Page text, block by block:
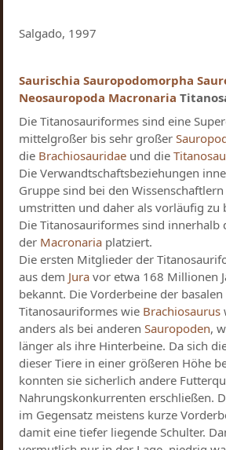
Salgado, 1997
Saurischia Sauropodomorpha
Neosauropoda Macronaria
Die Titanosauriformes sind eine
mittelgroßer bis sehr großer
die Brachiosauridae und die
Die Verwandtschaftsbeziehungen
Gruppe sind bei den
umstritten und daher als vorläufig zu
Die Titanosauriformes sind innerhalb
der Macronaria platziert.
Die ersten Mitglieder der
aus dem Jura vor etwa 168 Millionen
bekannt. Die Vorderbeine der basalen
Titanosauriformes wie Brachiosaurus
anders als bei anderenSauropoden,
länger als ihre Hinterbeine. Da sich
dieser Tiere in einer größeren Höhe
konnten sie sicherlich andere
Nahrungskonkurrenten erschließen.
im Gegensatz meistens kurze
damit eine tiefer liegende Schulter.